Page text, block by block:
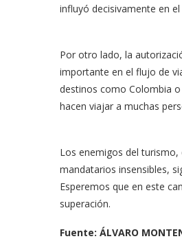
influyó decisivamente en
Por otro lado, la
importante en el flujo de
destinos como Colombia
hacen viajar a muchas
Los enemigos del
mandatarios insensibles,
Esperemos que en este
superación.
Fuente: ÁLVARO